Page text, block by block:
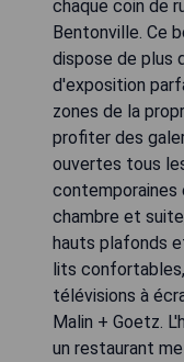
chaque coin de
Bentonville. Ce
dispose de plus
d'exposition
zones de la
profiter des
ouvertes tous
chambre et
hauts plafonds
lits
télévisions à
Malin + Goetz.
un restaurant